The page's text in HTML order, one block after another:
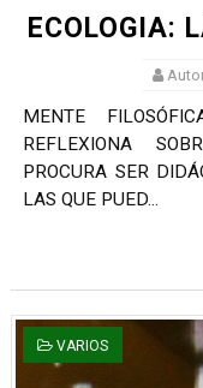
ECOLOGIA:
MENTE
REFLEXIONA
PROCURA SER
LAS QUE PUED...
VARIOS